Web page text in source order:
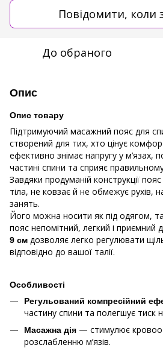
Повідомити, коли
До обраного
Опис
Опис товару
Підтримуючий масажний пояс для
створений для тих, хто цінує
ефективно знімає напругу у м’язах,
частині спини та сприяє
Завдяки продуманій конструкції
тіла, не ковзає й не обмежує рухів,
занять.
Його можна носити як під одягом,
пояс непомітний, легкий і приємний
9 см дозволяє легко регулювати
відповідно до вашої талії.
Особливості
Регульований компресійний
частину спини та полегшує тиск
Масажна дія — стимулює
розслабленню м’язів.